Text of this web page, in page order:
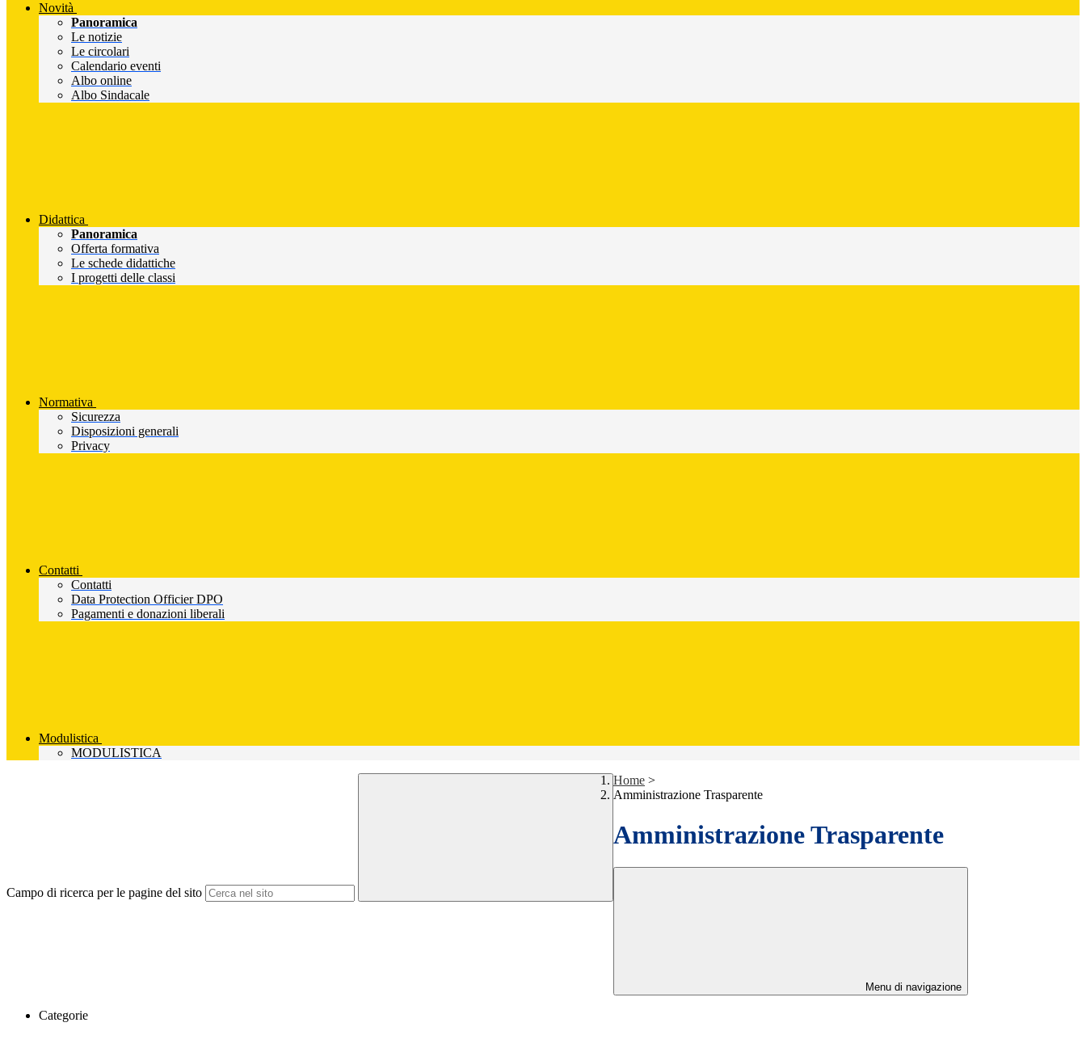
Novità
Panoramica
Le notizie
Le circolari
Calendario eventi
Albo online
Albo Sindacale
Didattica
Panoramica
Offerta formativa
Le schede didattiche
I progetti delle classi
Normativa
Sicurezza
Disposizioni generali
Privacy
Contatti
Contatti
Data Protection Officier DPO
Pagamenti e donazioni liberali
Modulistica
MODULISTICA
Campo di ricerca per le pagine del sito
Home >
Amministrazione Trasparente
Amministrazione Trasparente
Menu di navigazione
Categorie